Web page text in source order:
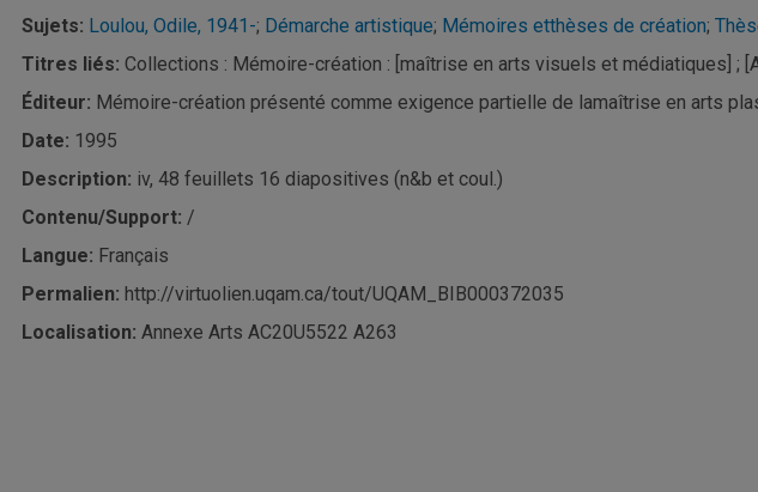
Sujets: Loulou, Odile, 1941-; Démarche artistique; Mémoires etthèses de création;
Titres liés: Collections : Mémoire-création : [maîtrise en arts visuels et médiatiques] ;
Éditeur: Mémoire-création présenté comme exigence partielle de lamaîtrise en arts
Date: 1995
Description: iv, 48 feuillets 16 diapositives (n&b et coul.)
Contenu/Support: /
Langue: Français
Permalien: http://virtuolien.uqam.ca/tout/UQAM_BIB000372035
Localisation: Annexe Arts AC20U5522 A263